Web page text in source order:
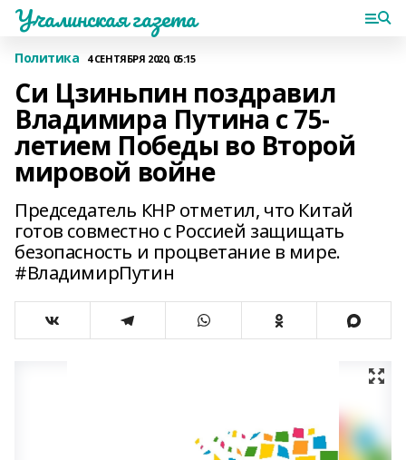
Учалинская газета
Политика 4 СЕНТЯБРЯ 2020, 05:15
Си Цзиньпин поздравил
Владимира Путина с 75-
летием Победы во Второй
мировой войне
Председатель КНР отметил, что Китай
готов совместно с Россией защищать
безопасность и процветание в мире.
#ВладимирПутин